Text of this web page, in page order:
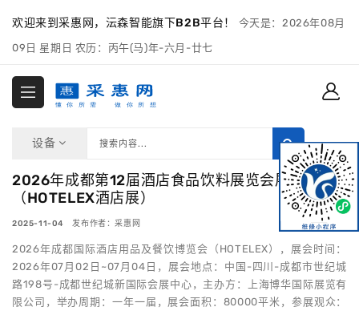
欢迎来到采惠网，沄森智能旗下B2B平台！ 今天是：2026年08月
09日 星期日 农历：丙午(马)年-六月-廿七
设备
2026年成都第12届酒店食品饮料展览会展览会
（HOTELEX酒店展）
2025-11-04 发布作者：采惠网
2026年成都国际酒店用品及餐饮博览会（HOTELEX），展会时间：
2026年07月02日~07月04日，展会地点：中国-四川-成都市世纪城
路198号-成都世纪城新国际会展中心，主办方：上海博华国际展览有
限公司，举办周期：一年一届，展会面积：80000平米，参展观众：